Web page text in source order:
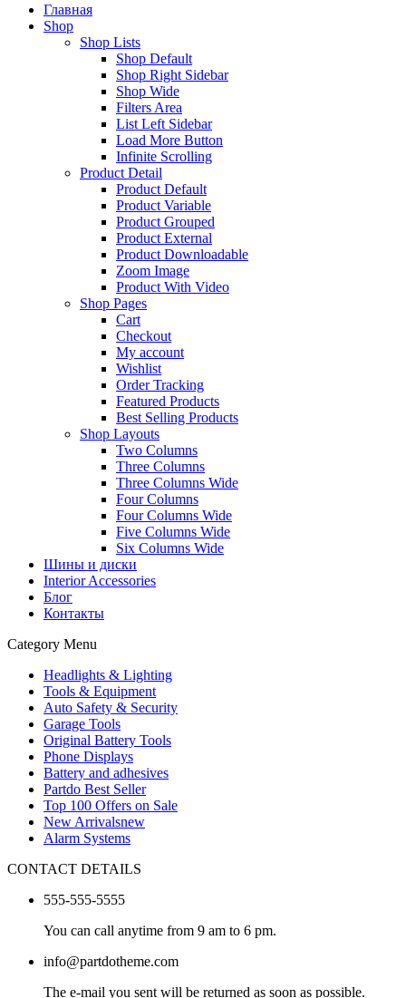
Главная
Shop
Shop Lists
Shop Default
Shop Right Sidebar
Shop Wide
Filters Area
List Left Sidebar
Load More Button
Infinite Scrolling
Product Detail
Product Default
Product Variable
Product Grouped
Product External
Product Downloadable
Zoom Image
Product With Video
Shop Pages
Cart
Checkout
My account
Wishlist
Order Tracking
Featured Products
Best Selling Products
Shop Layouts
Two Columns
Three Columns
Three Columns Wide
Four Columns
Four Columns Wide
Five Columns Wide
Six Columns Wide
Шины и диски
Interior Accessories
Блог
Контакты
Category Menu
Headlights & Lighting
Tools & Equipment
Auto Safety & Security
Garage Tools
Original Battery Tools
Phone Displays
Battery and adhesives
Partdo Best Seller
Top 100 Offers on Sale
New Arrivalsnew
Alarm Systems
CONTACT DETAILS
555-555-5555
You can call anytime from 9 am to 6 pm.
info@partdotheme.com
The e-mail you sent will be returned as soon as possible.